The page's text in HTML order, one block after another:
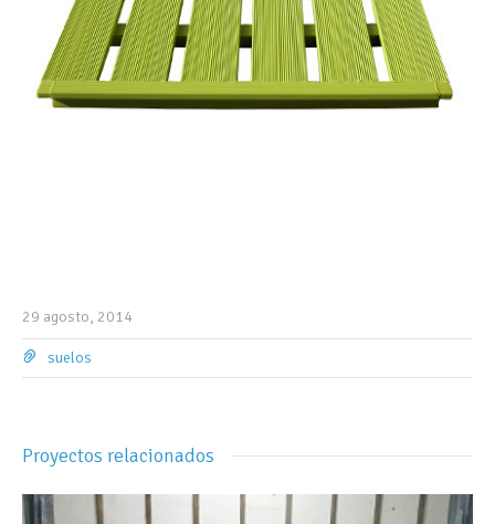
29 agosto, 2014
suelos
Proyectos relacionados